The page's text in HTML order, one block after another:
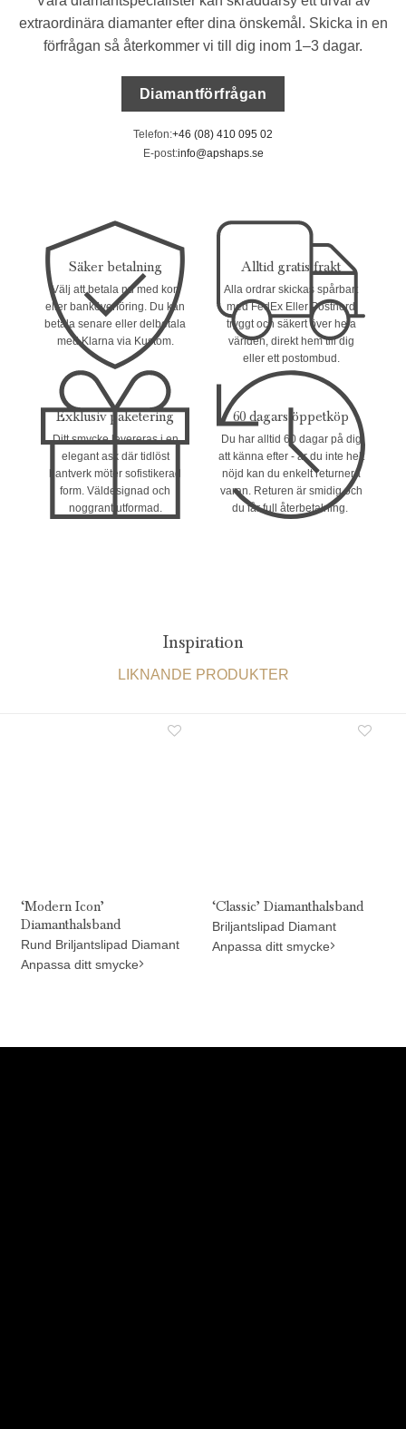
extraordinära diamanter efter dina önskemål. Skicka in en
förfrågan så återkommer vi till dig inom 1–3 dagar.
Diamantförfrågan
Telefon:+46 (08) 410 095 02
E-post:info@apshaps.se
Säker betalning
Välj att betala nu med kort
eller banköverföring. Du kan
betala senare eller delbetala
med Klarna via Kustom.
Alltid gratis frakt
Alla ordrar skickas spårbart
med FedEx Eller Postnord
tryggt och säkert över hela
världen, direkt hem till dig
eller ett postombud.
Exklusiv paketering
Ditt smycke levereras i en
elegant ask där tidlöst
hantverk möter sofistikerad
form. Väldesignad och
noggrant utformad.
60 dagars öppetköp
Du har alltid 60 dagar på dig
att känna efter - är du inte helt
nöjd kan du enkelt returnera
varan. Returen är smidig och
du får full återbetalning.
Inspiration
LIKNANDE PRODUKTER
‘Modern Icon’
Diamanthalsband
Rund Briljantslipad Diamant
Anpassa ditt smycke
‘Classic’ Diamanthalsband
Briljantslipad Diamant
Anpassa ditt smycke